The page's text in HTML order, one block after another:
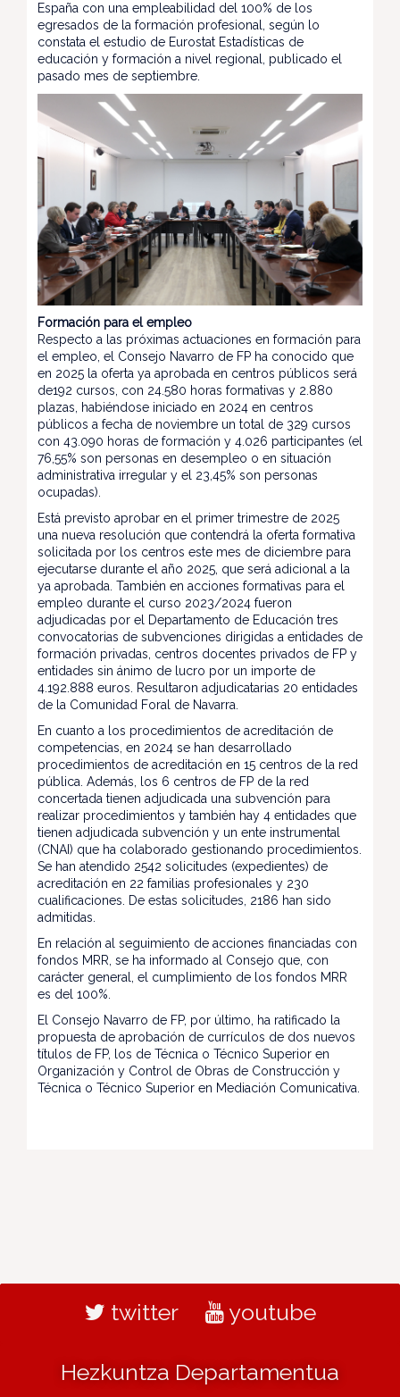
España con una empleabilidad del 100% de los
egresados de la formación profesional, según lo
constata el estudio de Eurostat Estadísticas de
educación y formación a nivel regional, publicado el
pasado mes de septiembre.
Formación para el empleo
Respecto a las próximas actuaciones en formación para
el empleo, el Consejo Navarro de FP ha conocido que
en 2025 la oferta ya aprobada en centros públicos será
de192 cursos, con 24.580 horas formativas y 2.880
plazas, habiéndose iniciado en 2024 en centros
públicos a fecha de noviembre un total de 329 cursos
con 43.090 horas de formación y 4.026 participantes (el
76,55% son personas en desempleo o en situación
administrativa irregular y el 23,45% son personas
ocupadas).
Está previsto aprobar en el primer trimestre de 2025
una nueva resolución que contendrá la oferta formativa
solicitada por los centros este mes de diciembre para
ejecutarse durante el año 2025, que será adicional a la
ya aprobada. También en acciones formativas para el
empleo durante el curso 2023/2024 fueron
adjudicadas por el Departamento de Educación tres
convocatorias de subvenciones dirigidas a entidades de
formación privadas, centros docentes privados de FP y
entidades sin ánimo de lucro por un importe de
4.192.888 euros. Resultaron adjudicatarias 20 entidades
de la Comunidad Foral de Navarra.
En cuanto a los procedimientos de acreditación de
competencias, en 2024 se han desarrollado
procedimientos de acreditación en 15 centros de la red
pública. Además, los 6 centros de FP de la red
concertada tienen adjudicada una subvención para
realizar procedimientos y también hay 4 entidades que
tienen adjudicada subvención y un ente instrumental
(CNAI) que ha colaborado gestionando procedimientos.
Se han atendido 2542 solicitudes (expedientes) de
acreditación en 22 familias profesionales y 230
cualificaciones. De estas solicitudes, 2186 han sido
admitidas.
En relación al seguimiento de acciones financiadas con
fondos MRR, se ha informado al Consejo que, con
carácter general, el cumplimiento de los fondos MRR
es del 100%.
El Consejo Navarro de FP, por último, ha ratificado la
propuesta de aprobación de currículos de dos nuevos
títulos de FP, los de Técnica o Técnico Superior en
Organización y Control de Obras de Construcción y
Técnica o Técnico Superior en Mediación Comunicativa.
twitter youtube
Hezkuntza Departamentua